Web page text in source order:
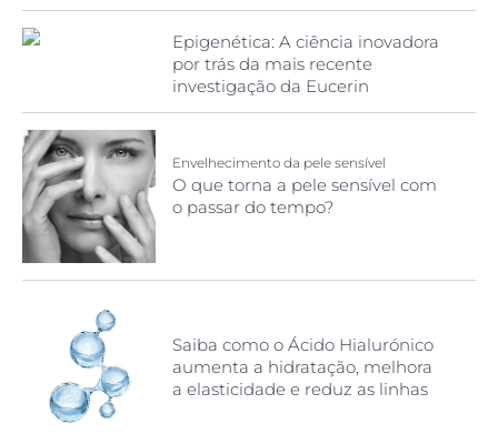
Epigenética: A ciência inovadora
por trás da mais recente
investigação da Eucerin
Envelhecimento da pele sensível
O que torna a pele sensível com
o passar do tempo?
Saiba como o Ácido Hialurónico
aumenta a hidratação, melhora
a elasticidade e reduz as linhas